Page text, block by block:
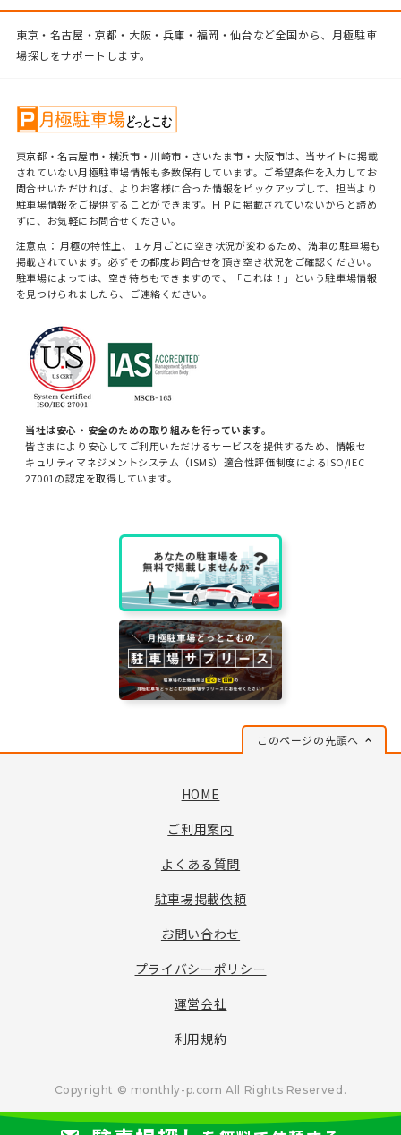
東京・名古屋・京都・大阪・兵庫・福岡・仙台など全国から、月極駐車
場探しをサポートします。
東京都・名古屋市・横浜市・川崎市・さいたま市・大阪市は、当サイトに掲載
されていない月極駐車場情報も多数保有しています。ご希望条件を入力してお
問合せいただければ、よりお客様に合った情報をピックアップして、担当より
駐車場情報をご提供することができます。ＨＰに掲載されていないからと諦め
ずに、お気軽にお問合せください。
注意点： 月極の特性上、１ヶ月ごとに空き状況が変わるため、満車の駐車場も
掲載されています。必ずその都度お問合せを頂き空き状況をご確認ください。
駐車場によっては、空き待ちもできますので、「これは！」という駐車場情報
を見つけられましたら、ご連絡ください。
当社は安心・安全のための取り組みを行っています。
皆さまにより安心してご利用いただけるサービスを提供するため、情報セ
キュリティマネジメントシステム（ISMS）適合性評価制度によるISO/IEC
27001の認定を取得しています。
このページの先頭へ
HOME
ご利用案内
よくある質問
駐車場掲載依頼
お問い合わせ
プライバシーポリシー
運営会社
利用規約
Copyright © monthly-p.com All Rights Reserved.